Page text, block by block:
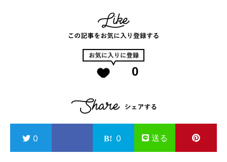
0
0 0 送る